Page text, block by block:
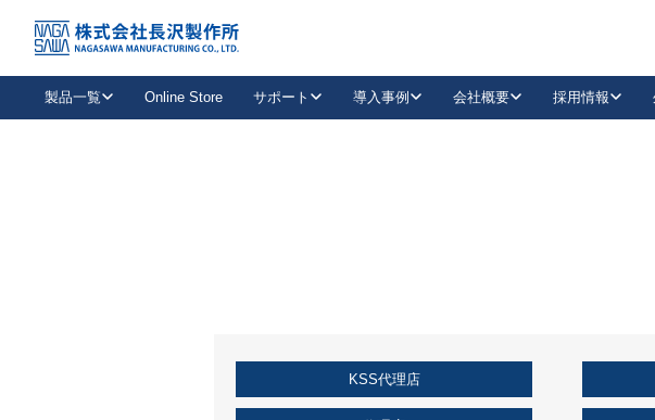
製品一覧
キーレックスを品番からお探しいただけます。
Online Store サポート
取扱店情報
お役立ち情報
導入事例
企業様採用事例
会社概要 採用情報
KSS加盟店・取扱店情報
店舗一覧
KSS代理店